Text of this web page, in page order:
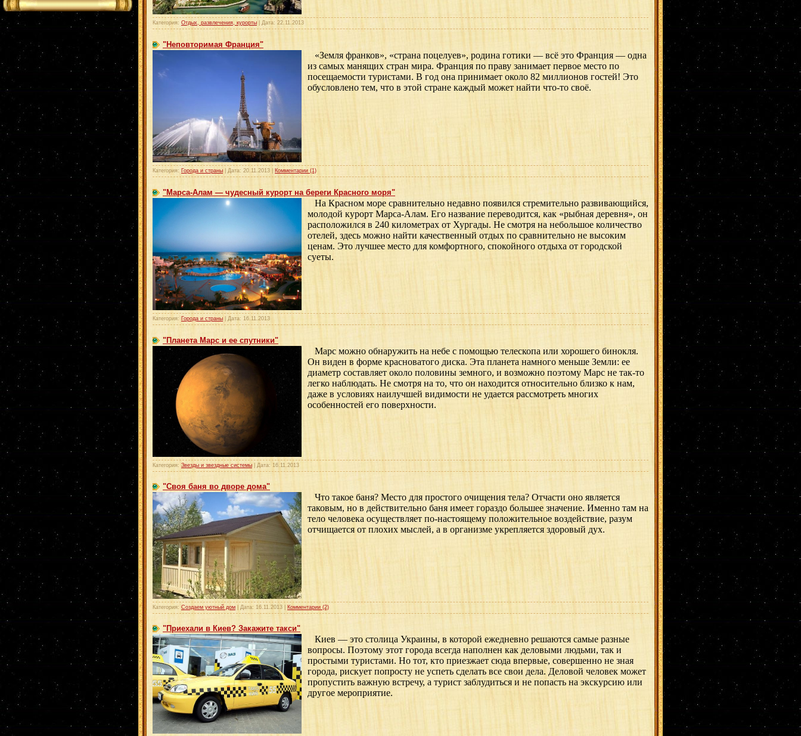
Категория: Отдых, развлечения, курорты | Дата: 22.11.2013
"Неповторимая Франция"
«Земля франков», «страна поцелуев», родина готики — всё это Франция — одна
из самых манящих стран мира. Франция по праву занимает первое место по
посещаемости туристами. В год она принимает около 82 миллионов гостей! Это
обусловлено тем, что в этой стране каждый может найти что-то своё.
Категория: Города и страны | Дата: 20.11.2013 Комментарии (1)
"Марса-Алам — чудесный курорт на береги Красного моря"
На Красном море сравнительно недавно появился стремительно развивающийся,
молодой курорт Марса-Алам. Его название переводится, как «рыбная деревня», он
расположился в 240 километрах от Хургады. Не смотря на небольшое количество
отелей, здесь можно найти качественный отдых по сравнительно не высоким
ценам. Это лучшее место для комфортного, спокойного отдыха от городской
суеты.
Категория: Города и страны | Дата: 16.11.2013
"Планета Марс и ее спутники"
Марс можно обнаружить на небе с помощью телескопа или хорошего бинокля.
Он виден в форме красноватого диска. Эта планета намного меньше Земли: ее
диаметр составляет около половины земного, и возможно поэтому Марс не так-то
легко наблюдать. Не смотря на то, что он находится относительно близко к нам,
даже в условиях наилучшей видимости не удается рассмотреть многих
особенностей его поверхности.
Категория: Звезды и звездные системы | Дата: 16.11.2013
"Своя баня во дворе дома"
Что такое баня? Место для простого очищения тела? Отчасти оно является
таковым, но в действительно баня имеет гораздо большее значение. Именно там на
тело человека осуществляет по-настоящему положительное воздействие, разум
отчищается от плохих мыслей, а в организме укрепляется здоровый дух.
Категория: Создаем уютный дом | Дата: 16.11.2013 Комментарии (2)
"Приехали в Киев? Закажите такси"
Киев — это столица Украины, в которой ежедневно решаются самые разные
вопросы. Поэтому этот города всегда наполнен как деловыми людьми, так и
простыми туристами. Но тот, кто приезжает сюда впервые, совершенно не зная
города, рискует попросту не успеть сделать все свои дела. Деловой человек может
пропустить важную встречу, а турист заблудиться и не попасть на экскурсию или
другое мероприятие.